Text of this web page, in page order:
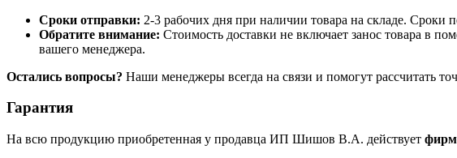
Сроки отправки: 2-3 рабочих дня при наличии товара на складе. Сроки
Обратите внимание: Стоимость доставки не включает занос товара в
вашего менеджера.
Остались вопросы? Наши менеджеры всегда на связи и помогут рассчитать
Гарантия
На всю продукцию приобретенная у продавца ИП Шишов В.А. действует